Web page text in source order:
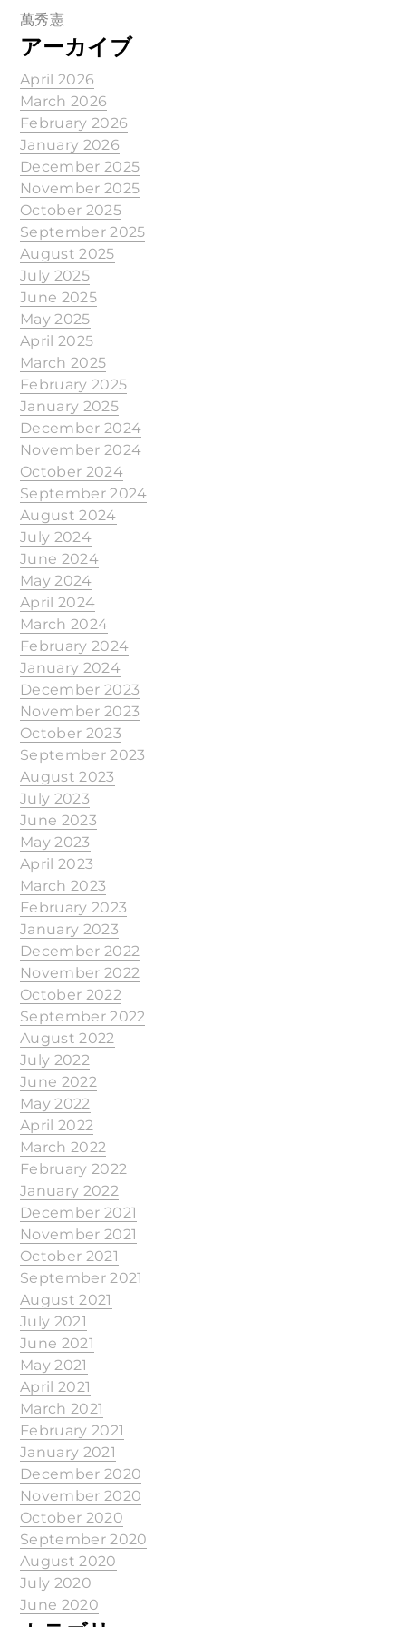
萬秀憲
アーカイブ
April 2026
March 2026
February 2026
January 2026
December 2025
November 2025
October 2025
September 2025
August 2025
July 2025
June 2025
May 2025
April 2025
March 2025
February 2025
January 2025
December 2024
November 2024
October 2024
September 2024
August 2024
July 2024
June 2024
May 2024
April 2024
March 2024
February 2024
January 2024
December 2023
November 2023
October 2023
September 2023
August 2023
July 2023
June 2023
May 2023
April 2023
March 2023
February 2023
January 2023
December 2022
November 2022
October 2022
September 2022
August 2022
July 2022
June 2022
May 2022
April 2022
March 2022
February 2022
January 2022
December 2021
November 2021
October 2021
September 2021
August 2021
July 2021
June 2021
May 2021
April 2021
March 2021
February 2021
January 2021
December 2020
November 2020
October 2020
September 2020
August 2020
July 2020
June 2020